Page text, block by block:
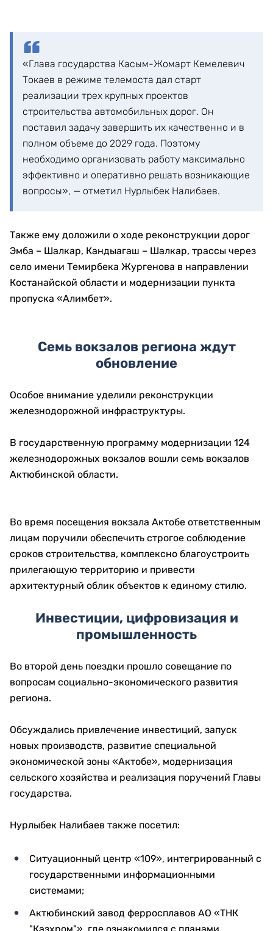
реализации трех крупных проектов
строительства автомобильных дорог. Он
поставил задачу завершить их качественно и в
полном объеме до 2029 года. Поэтому
необходимо организовать работу максимально
Эмба – Шалкар, Кандыагаш – Шалкар, трассы через
село имени Темирбека Жургенова в направлении
пропуска «Алимбет».
Семь вокзалов региона ждут
Особое внимание уделили реконструкции
железнодорожной инфраструктуры.
В государственную программу модернизации 124
железнодорожных вокзалов вошли семь вокзалов
Актюбинской области.